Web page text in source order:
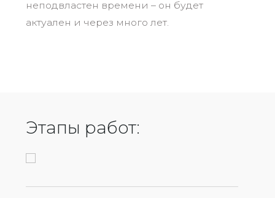
неподвластен времени – он будет
актуален и через много лет.
Этапы работ:
Бесплатная
консультация